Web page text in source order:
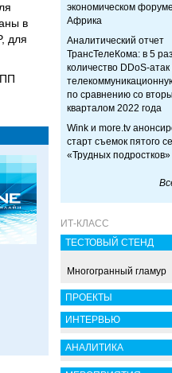
в
для
экономическом
Африка
Аналитический отчет
ТрансТелеКома: в 5
количество DDoS-атак
по сравнению со
кварталом 2022 года
Wink и more.tv
старт съемок пятого
«Трудных подростков»
ИТ-КЛАСС
ТЕСТОВЫЙ СТЕНД
Многогранный гламур
ПРОЕКТЫ
ИНТЕРВЬЮ
АНАЛИТИКА